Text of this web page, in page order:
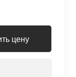
цену